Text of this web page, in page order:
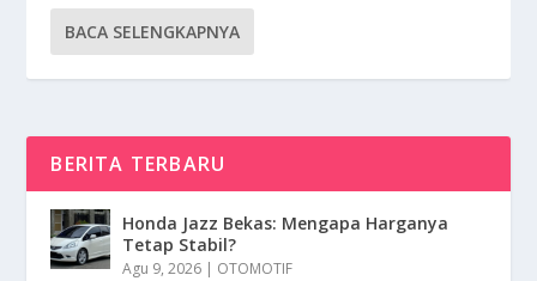
BACA SELENGKAPNYA
BERITA TERBARU
Honda Jazz Bekas: Mengapa Harganya
Tetap Stabil?
Agu 9, 2026 | OTOMOTIF